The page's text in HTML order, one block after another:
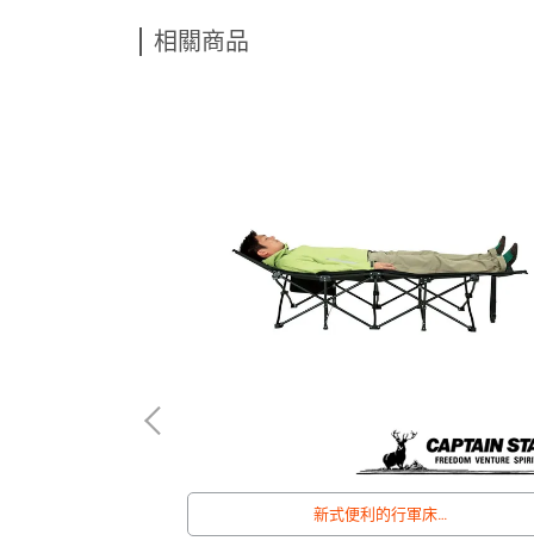
相關商品
新式便利的行軍床